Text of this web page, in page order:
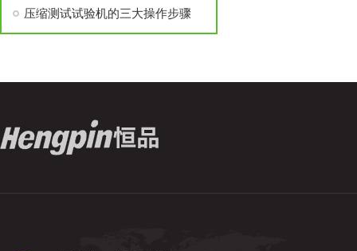
压缩测试试验机的三大操作步骤